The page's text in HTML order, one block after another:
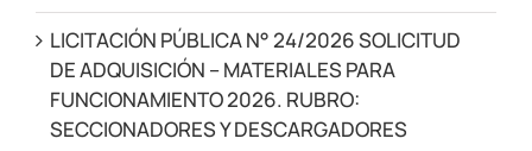
LICITACIÓN PÚBLICA N° 24/2026 SOLICITUD
DE ADQUISICIÓN – MATERIALES PARA
FUNCIONAMIENTO 2026. RUBRO:
SECCIONADORES Y DESCARGADORES